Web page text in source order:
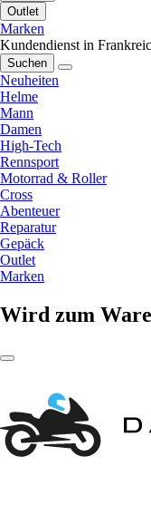
Outlet
Marken
Kundendienst in
Suchen
Neuheiten
Helme
Mann
Damen
High-Tech
Rennsport
Motorrad & Roller
Cross
Abenteuer
Reparatur
Gepäck
Outlet
Marken
Wird zum